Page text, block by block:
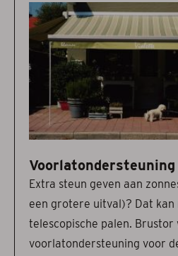
Voorlatondersteuning
Extra steun geven aan
een grotere uitval)? Dat kan
telescopische palen. Brustor
voorlatondersteuning voor